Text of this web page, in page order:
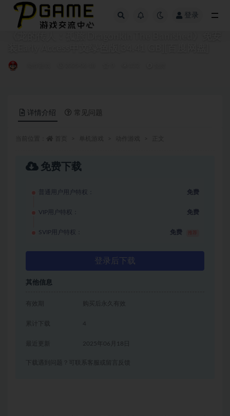
登录
详情介绍 常见问题
免费下载
普通用户用户特权： 免费
VIP用户特权： 免费
SVIP用户特权： 免费
登录后下载
其他信息
有效期 购买后永久有效
累计下载
2025年06月18日
下载遇到问题？可联系客服或留言反馈
全部